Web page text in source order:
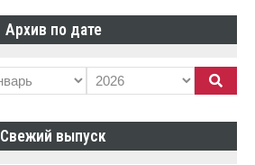
Архив по дате
Свежий выпуск